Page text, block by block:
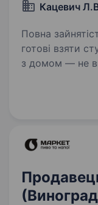
Кацевич
Повна
готові взяти студента.
з домом — не